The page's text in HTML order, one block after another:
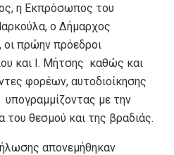
η Εκπρόσωπος του
ο Δήμαρχος
πρώην πρόεδροι
και Ι. Μήτσης καθώς και
φορέων, αυτοδιοίκησης
υπογραμμίζοντας με την
του θεσμού και της βραδιάς.
απονεμήθηκαν